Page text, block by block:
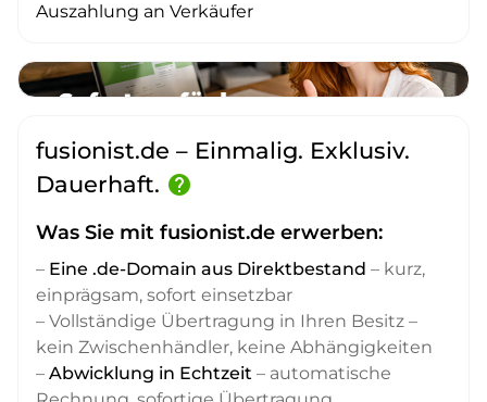
Auszahlung an Verkäufer
fusionist.de – Einmalig. Exklusiv.
Dauerhaft. help
Was Sie mit fusionist.de erwerben:
– Eine .de-Domain aus Direktbestand – kurz,
einprägsam, sofort einsetzbar
– Vollständige Übertragung in Ihren Besitz –
kein Zwischenhändler, keine Abhängigkeiten
– Abwicklung in Echtzeit – automatische